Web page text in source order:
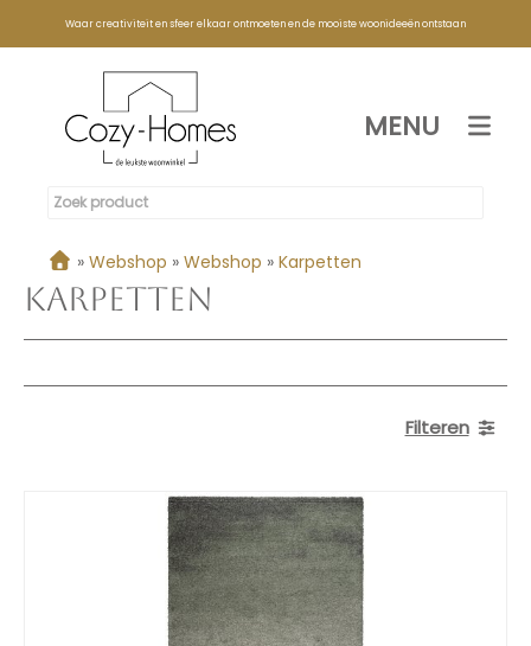
Waar creativiteit en sfeer elkaar ontmoeten en de mooiste woonideeën ontstaan
MENU
» Webshop » Webshop » Karpetten
Karpetten
Filteren